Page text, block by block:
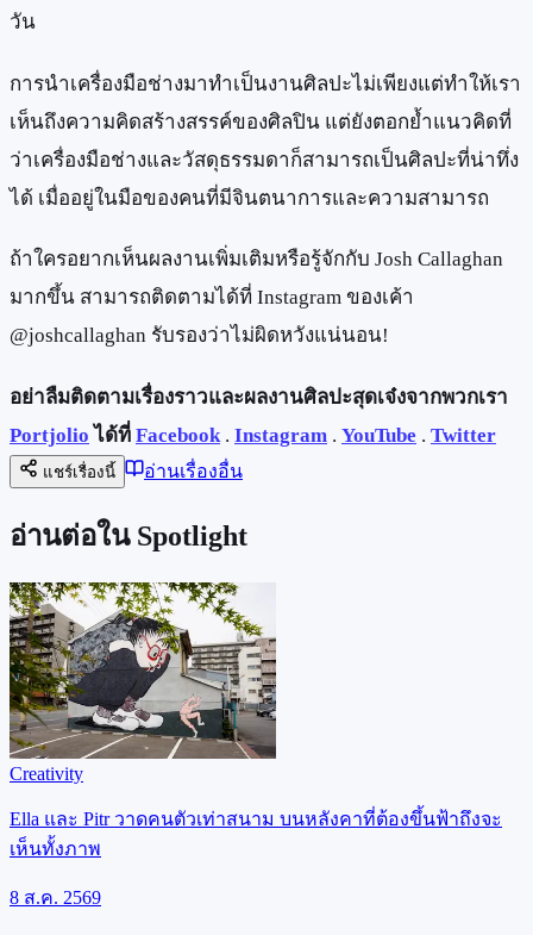
วัน
การนำเครื่องมือช่างมาทำเป็นงานศิลปะไม่เพียงแต่ทำให้เรา
เห็นถึงความคิดสร้างสรรค์ของศิลปิน แต่ยังตอกย้ำแนวคิดที่
ว่าเครื่องมือช่างและวัสดุธรรมดาก็สามารถเป็นศิลปะที่น่าทึ่ง
ได้ เมื่ออยู่ในมือของคนที่มีจินตนาการและความสามารถ
ถ้าใครอยากเห็นผลงานเพิ่มเติมหรือรู้จักกับ Josh Callaghan
มากขึ้น สามารถติดตามได้ที่ Instagram ของเค้า
@joshcallaghan รับรองว่าไม่ผิดหวังแน่นอน!
อย่าลืมติดตามเรื่องราวและผลงานศิลปะสุดเจ๋งจากพวกเรา
Portjolio ได้ที่ Facebook. Instagram . YouTube . Twitter
แชร์เรื่องนี้ อ่านเรื่องอื่น
อ่านต่อใน Spotlight
Creativity
Ella และ Pitr วาดคนตัวเท่าสนาม บนหลังคาที่ต้องขึ้นฟ้าถึงจะ
เห็นทั้งภาพ
8 ส.ค. 2569